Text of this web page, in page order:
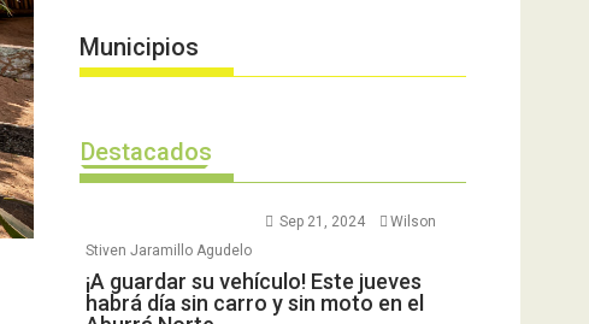
Municipios
Destacados
Sep 21, 2024
Wilson
Stiven Jaramillo Agudelo
¡A guardar su vehículo! Este jueves
habrá día sin carro y sin moto en el